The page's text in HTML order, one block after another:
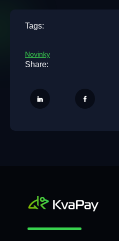
Tags:
Novinky
Share: